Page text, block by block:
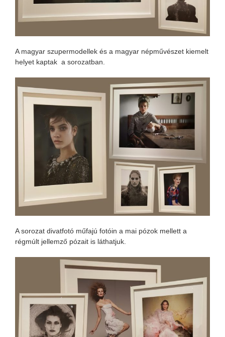
A magyar szupermodellek és a magyar népművészet kiemelt
helyet kaptak a sorozatban.
A sorozat divatfotó műfajú fotóin a mai pózok mellett a
régmúlt jellemző pózait is láthatjuk.